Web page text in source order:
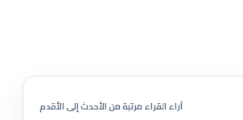
آراء القراء مرتبة من الأحدث إلى الأقدم